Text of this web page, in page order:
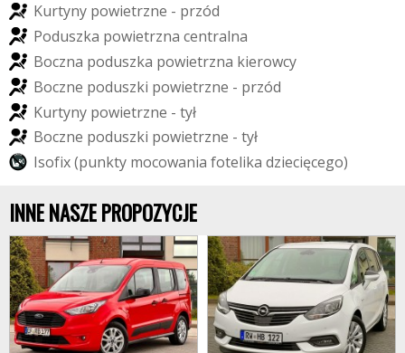
Kurtyny powietrzne - przód
Poduszka powietrzna centralna
Boczna poduszka powietrzna kierowcy
Boczne poduszki powietrzne - przód
Kurtyny powietrzne - tył
Boczne poduszki powietrzne - tył
Isofix(punkty mocowania fotelika dziecięcego)
INNE NASZE PROPOZYCJE